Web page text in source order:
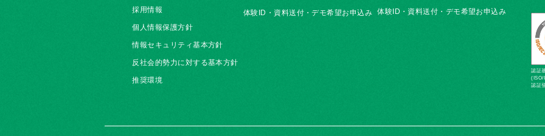
採用情報
個人情報保護方針
情報セキュリティ基本方針
反社会的勢力に対する基本方針
推奨環境
体験ID・資料送付・デモ希望お申込み 体験ID・資料送付・デモ希望お申込み
認証
(ISO/
認証